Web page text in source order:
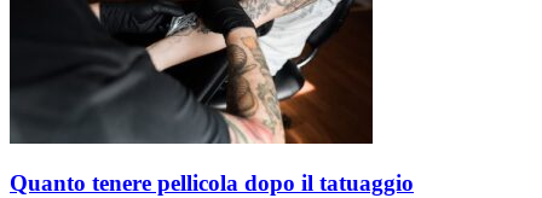
Quanto tenere pellicola dopo il tatuaggio